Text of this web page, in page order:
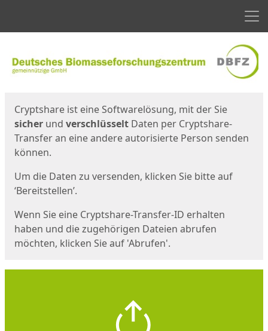
Cryptshare ist eine Softwarelösung, mit der Sie
sicher und verschlüsselt Daten per Cryptshare-
Transfer an eine andere autorisierte Person senden
können.
Um die Daten zu versenden, klicken Sie bitte auf
‘Bereitstellen’.
Wenn Sie eine Cryptshare-Transfer-ID erhalten
haben und die zugehörigen Dateien abrufen
möchten, klicken Sie auf 'Abrufen'.